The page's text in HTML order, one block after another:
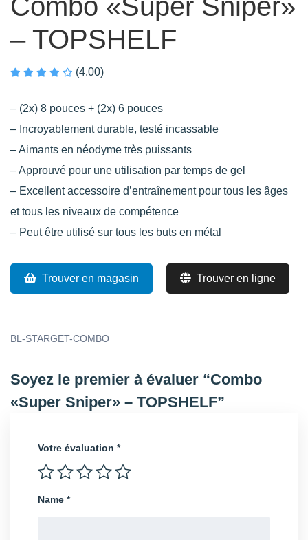
Combo «Super Sniper»
– TOPSHELF
(4.00)
– (2x) 8 pouces + (2x) 6 pouces
– Incroyablement durable, testé incassable
– Aimants en néodyme très puissants
– Approuvé pour une utilisation par temps de gel
– Excellent accessoire d’entraînement pour tous les âges
et tous les niveaux de compétence
– Peut être utilisé sur tous les buts en métal
Trouver en magasin Trouver en ligne
BL-STARGET-COMBO
Soyez le premier à évaluer “Combo
«Super Sniper» – TOPSHELF”
Votre évaluation *
Name *